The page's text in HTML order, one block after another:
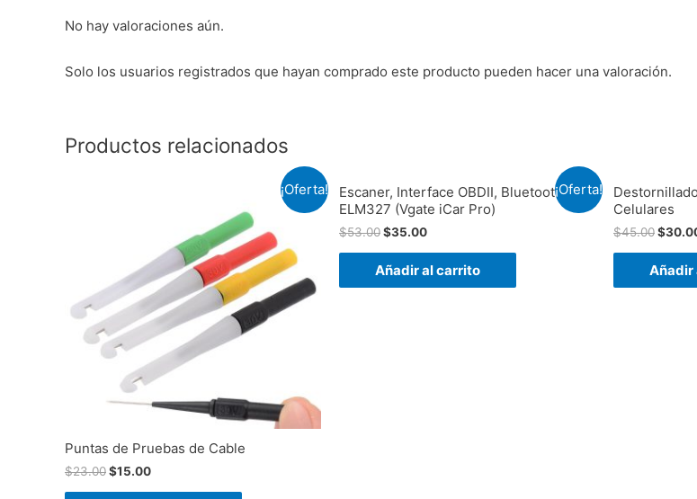
No hay valoraciones aún.
Solo los usuarios registrados que hayan comprado este producto pueden hacer una valoración.
Productos relacionados
¡Oferta!
Puntas de Pruebas de Cable
$23.00$15.00
¡Oferta!
Escaner, Interface OBDII, Bluetooth 3.0
ELM327 (Vgate iCar Pro)
$53.00$35.00
Añadir al carrito
Celulares
$45.00$
Añadir